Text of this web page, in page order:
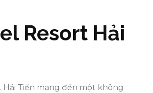
Resort Hải
Hải Tiến mang đến một không